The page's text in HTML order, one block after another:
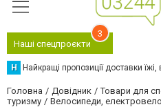
Наші спецпроєкти
3
Н Найкращі пропозиції доставки їжі,
Головна Довідник
Товари для
туризму
Велосипеди,